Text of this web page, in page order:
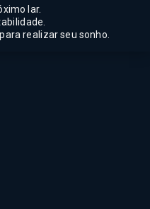
lar.
realizar seu sonho.